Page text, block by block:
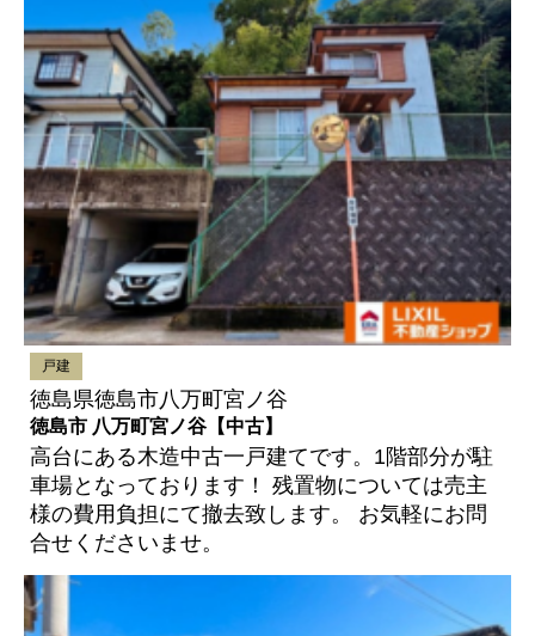
戸建
徳島県徳島市八万町宮ノ谷
徳島市 八万町宮ノ谷【中古】
高台にある木造中古一戸建てです。1階部分が駐
車場となっております！ 残置物については売主
様の費用負担にて撤去致します。 お気軽にお問
合せくださいませ。